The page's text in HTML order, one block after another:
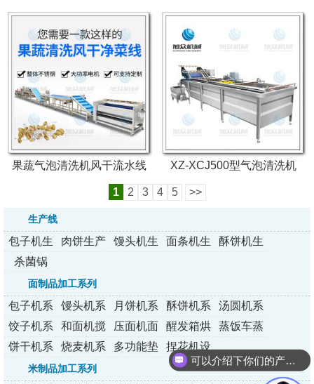
果蔬气泡清洗机风干流水线 XZ-XCJ500型气泡清洗机
1 2 3 4 5 >>
生产线
包子机生
产线
肉饼生产
馒头机生
面条机生
酥饼机生
杀菌锅
面制品加工系列
包子机系
列
馒头机系
列
月饼机系
列
酥饼机系
列
汤圆机系
列
饺子机系
列
和面机搅
拌机
压面机面
条机
醒发箱烘
烤炉
蒸饭车蒸
饼干机系
列
烧麦机系
列
多功能垫
捏花机设
备
米制品加工系列
可以介绍下你们的产品么？